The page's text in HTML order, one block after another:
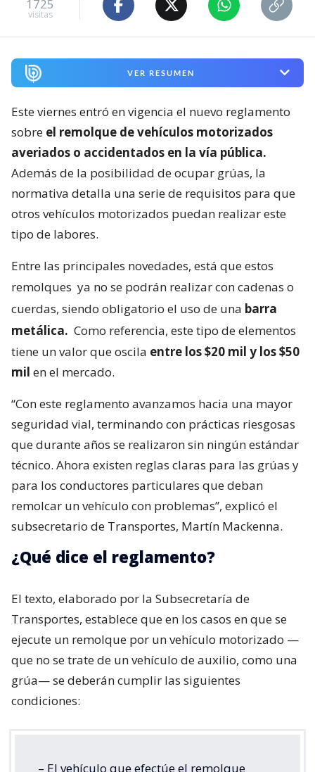
1725
visitas
VER RESUMEN
Este viernes entró en vigencia el nuevo reglamento
sobre el remolque de vehículos motorizados
averiados o accidentados en la vía pública.
Además de la posibilidad de ocupar grúas, la
normativa detalla una serie de requisitos para que
otros vehículos motorizados puedan realizar este
tipo de labores.
Entre las principales novedades, está que estos
remolques ya no se podrán realizar con cadenas o
cuerdas, siendo obligatorio el uso de una barra
metálica. Como referencia, este tipo de elementos
tiene un valor que oscila entre los $20 mil y los $50
mil en el mercado.
“Con este reglamento avanzamos hacia una mayor
seguridad vial, terminando con prácticas riesgosas
que durante años se realizaron sin ningún estándar
técnico. Ahora existen reglas claras para las grúas y
para los conductores particulares que deban
remolcar un vehículo con problemas”, explicó el
subsecretario de Transportes, Martín Mackenna.
¿Qué dice el reglamento?
El texto, elaborado por la Subsecretaría de
Transportes, establece que en los casos en que se
ejecute un remolque por un vehículo motorizado —
que no se trate de un vehículo de auxilio, como una
grúa— se deberán cumplir las siguientes
condiciones:
– El vehículo que efectúe el remolque